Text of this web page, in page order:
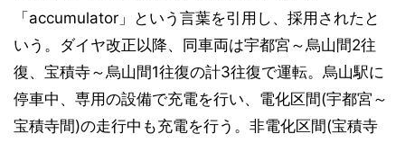
「accumulator」という言葉を引用し、採用されたと
いう。ダイヤ改正以降、同車両は宇都宮～烏山間2往
復、宝積寺～烏山間1往復の計3往復で運転。烏山駅に
停車中、専用の設備で充電を行い、電化区間(宇都宮～
宝積寺間)の走行中も充電を行う。非電化区間(宝積寺